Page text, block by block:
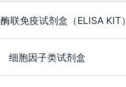
酶联免疫试剂盒（ELISA KIT）
细胞因子类试剂盒